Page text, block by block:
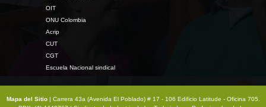
OIT
ONU Colombia
Acrip
CUT
CGT
Escuela Nacional sindical
Mapa del Sitio | Carrera 43a (Avenida El Poblado) # 17 - 106 Edificio Latitude - Oficina 705.